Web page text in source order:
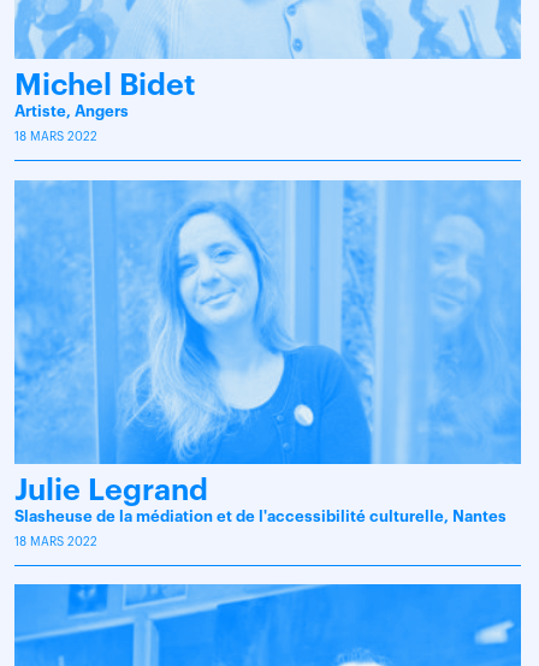
Michel Bidet
Artiste, Angers
18 MARS 2022
Julie Legrand
Slasheuse de la médiation et de l'accessibilité culturelle, Nantes
18 MARS 2022